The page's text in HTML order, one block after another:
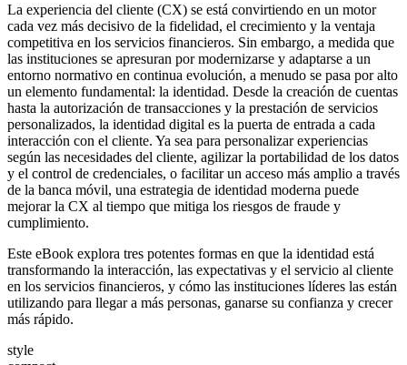
La experiencia del cliente (CX) se está convirtiendo en un motor
cada vez más decisivo de la fidelidad, el crecimiento y la ventaja
competitiva en los servicios financieros. Sin embargo, a medida que
las instituciones se apresuran por modernizarse y adaptarse a un
entorno normativo en continua evolución, a menudo se pasa por alto
un elemento fundamental: la identidad. Desde la creación de cuentas
hasta la autorización de transacciones y la prestación de servicios
personalizados, la identidad digital es la puerta de entrada a cada
interacción con el cliente. Ya sea para personalizar experiencias
según las necesidades del cliente, agilizar la portabilidad de los datos
y el control de credenciales, o facilitar un acceso más amplio a través
de la banca móvil, una estrategia de identidad moderna puede
mejorar la CX al tiempo que mitiga los riesgos de fraude y
cumplimiento.
Este eBook explora tres potentes formas en que la identidad está
transformando la interacción, las expectativas y el servicio al cliente
en los servicios financieros, y cómo las instituciones líderes las están
utilizando para llegar a más personas, ganarse su confianza y crecer
más rápido.
style